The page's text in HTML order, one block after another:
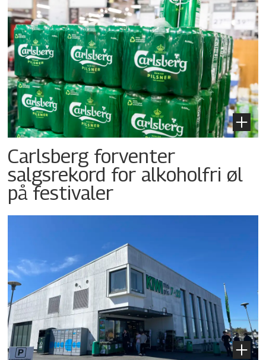
Carlsberg forventer
salgsrekord for alkoholfri øl
på festivaler